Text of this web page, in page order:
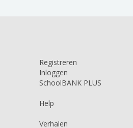
Registreren
Inloggen
SchoolBANK PLUS
Help
Verhalen